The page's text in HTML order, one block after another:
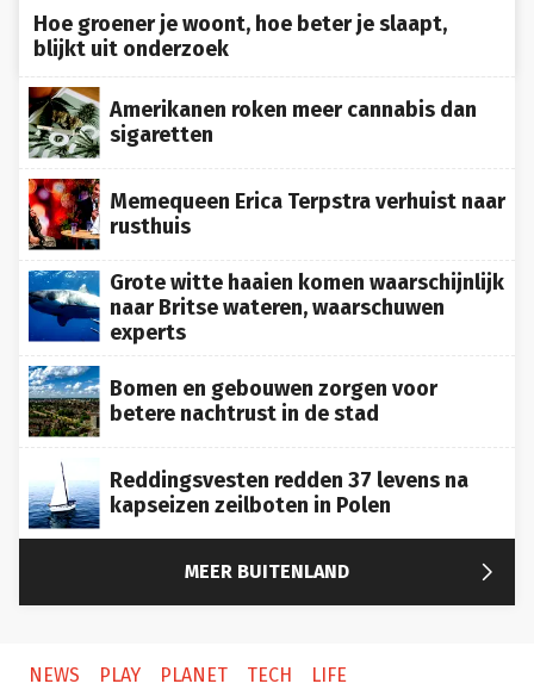
Hoe groener je woont, hoe beter je slaapt,
blijkt uit onderzoek
Amerikanen roken meer cannabis dan
sigaretten
Memequeen Erica Terpstra verhuist naar
rusthuis
Grote witte haaien komen waarschijnlijk
naar Britse wateren, waarschuwen
experts
Bomen en gebouwen zorgen voor
betere nachtrust in de stad
Reddingsvesten redden 37 levens na
kapseizen zeilboten in Polen
MEER BUITENLAND 
NEWS PLAY PLANET TECH LIFE